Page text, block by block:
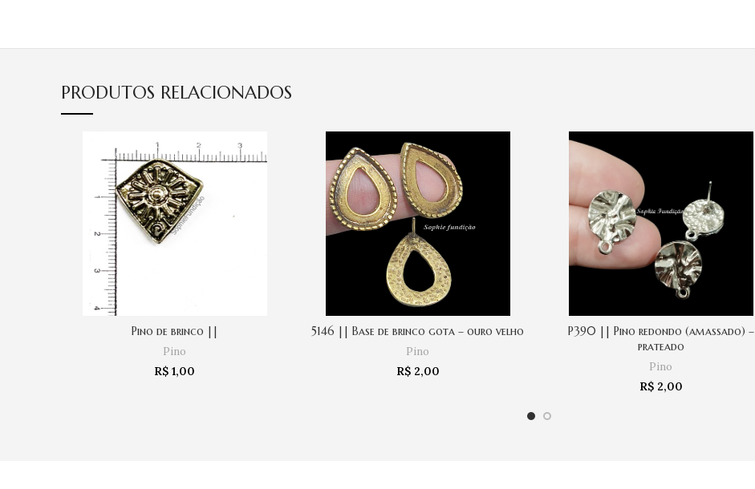
PRODUTOS RELACIONADOS
COMPRAR
Pino de brinco ||
Pino
R$ 1,00
COMPRAR
5146 || Base de brinco gota – ouro velho
Pino
R$2,00
COMPRAR
P390 || Pino redondo (amassado) –
prateado
Pino
R$2,00